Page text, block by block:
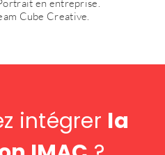
en entreprise.
Cube Creative.
intégrer la